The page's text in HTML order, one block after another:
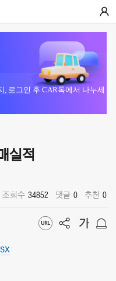
로그인 후 CAR톡에서 나누세
실적
조회수 34852 댓글 0 추천 0